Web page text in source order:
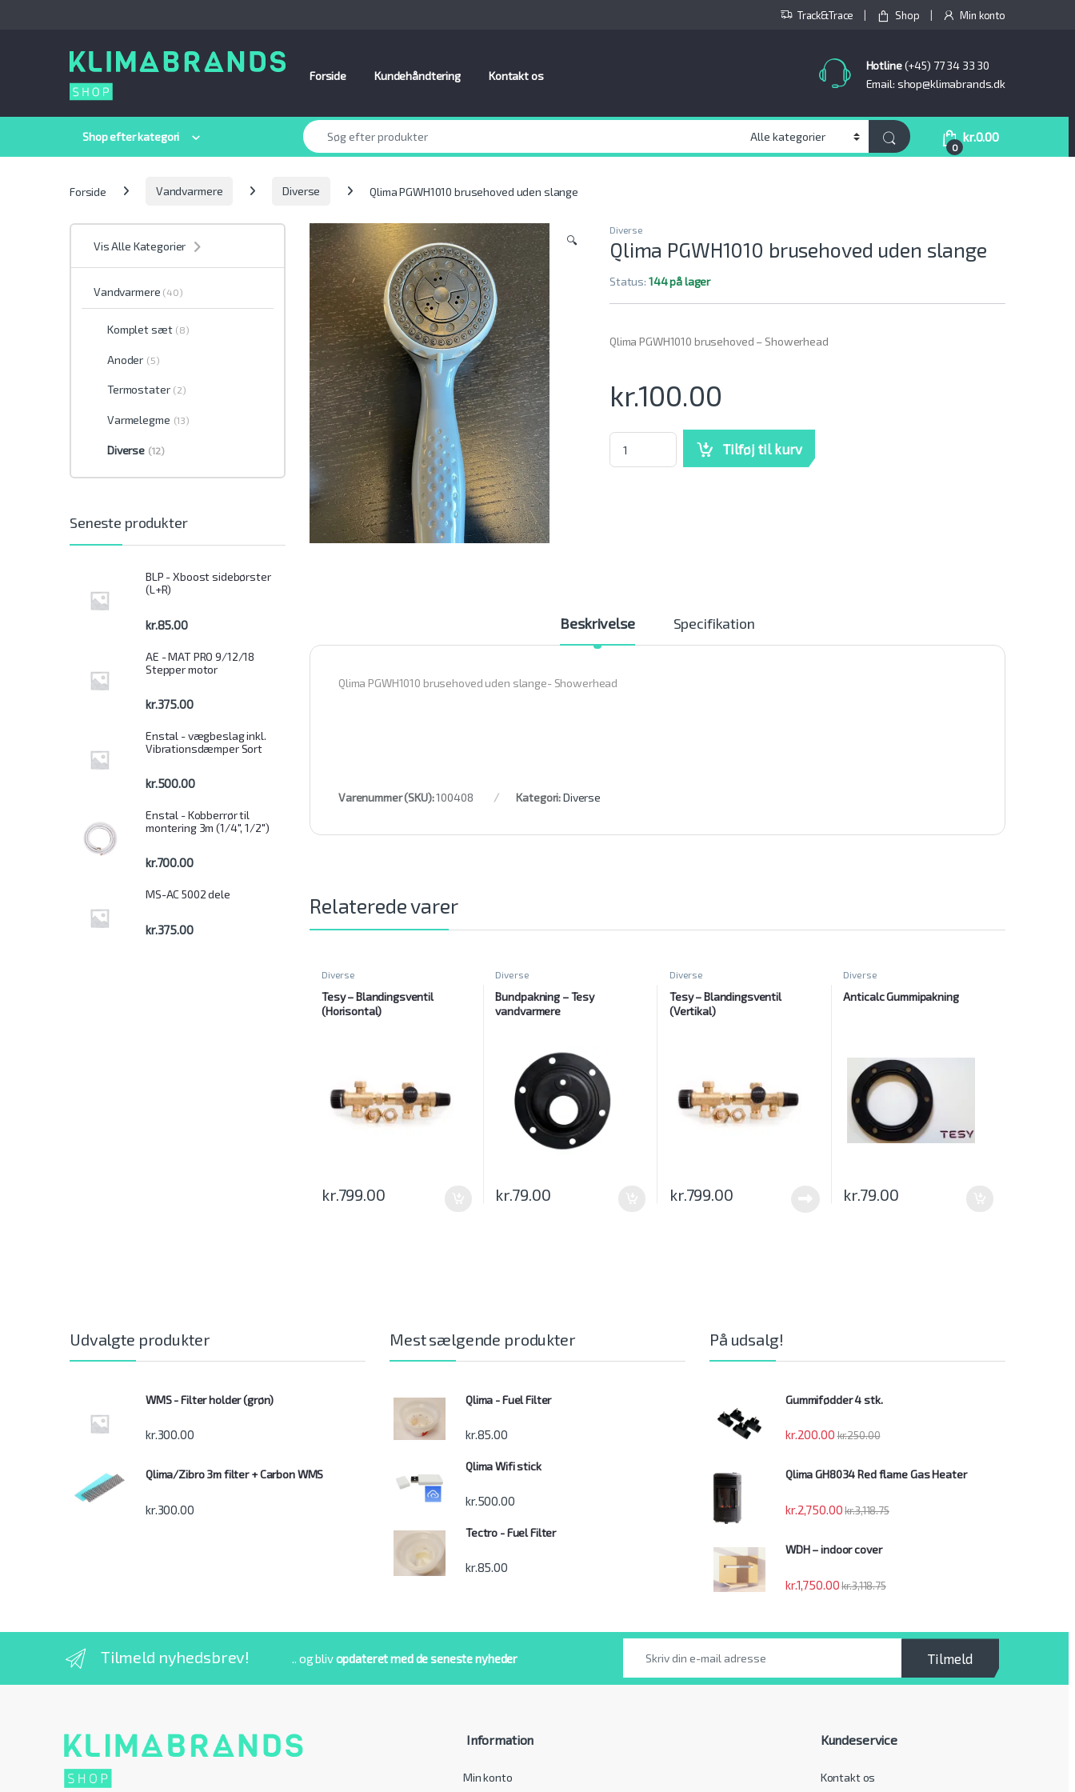
Track&Trace Shop Min konto
Forside Kundehåndtering Kontakt os
Hotline(+45) 77 34 33 30
Email: shop@klimabrands.dk
Shop efter kategori
Søge efter:
0
kr.0.00
Forside Vandvarmere Diverse Qlima PGWH1010 brusehoved uden slange
🔍
Diverse
Qlima PGWH1010 brusehoved uden slange
Status: 144 på lager
Qlima PGWH1010 brusehoved – Showerhead
kr.100.00
Qlima PGWH1010 brusehoved uden slange mængde
Tilføj til kurv
Beskrivelse Specifikation
Qlima PGWH1010 brusehoved uden slange- Showerhead
Varenummer (SKU):100408 Kategori:Diverse
Relaterede varer
Diverse
Tesy – Blandingsventil
(Horisontal)
kr.799.00
Diverse
Bundpakning – Tesy
vandvarmere
kr.79.00
Diverse
Tesy – Blandingsventil
(Vertikal)
kr.799.00
Diverse
Anticalc Gummipakning
kr.79.00
Vis Alle Kategorier
Vandvarmere (40)
Komplet sæt (8)
Anoder (5)
Termostater (2)
Varmelegme (13)
Diverse (12)
Seneste produkter
BLP - Xboost sidebørster
(L+R)
kr.85.00
AE - MAT PRO 9/12/18
Stepper motor
kr.375.00
Enstal - vægbeslag inkl.
Vibrationsdæmper Sort
kr.500.00
Enstal - Kobberrør til
montering 3m (1/4", 1/2")
kr.700.00
MS-AC 5002 dele
kr.375.00
Udvalgte produkter
WMS - Filter holder (grøn)
kr.300.00
Qlima/Zibro 3m filter + Carbon WMS
kr.300.00
Mest sælgende produkter
Qlima - Fuel Filter
kr.85.00
Qlima Wifi stick
kr.500.00
Tectro - Fuel Filter
kr.85.00
På udsalg!
Gummifødder 4 stk.
kr.200.00 kr.250.00
Qlima GH8034 Red flame Gas Heater
kr.2,750.00 kr.3,118.75
WDH – indoor cover
kr.1,750.00 kr.3,118.75
Tilmeld nyhedsbrev! .. og blivopdateret med de seneste nyheder Tilmeld
Information
Min konto
Kundeservice
Kontakt os